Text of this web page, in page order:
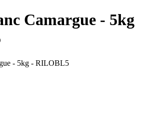
Camargue - 5kg